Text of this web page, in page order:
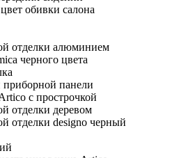
обивки салона
отделки алюминием
черного цвета
панели
с прострочкой
отделки деревом
отделки designo черный